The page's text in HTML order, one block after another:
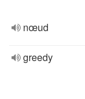
nœud
greedy